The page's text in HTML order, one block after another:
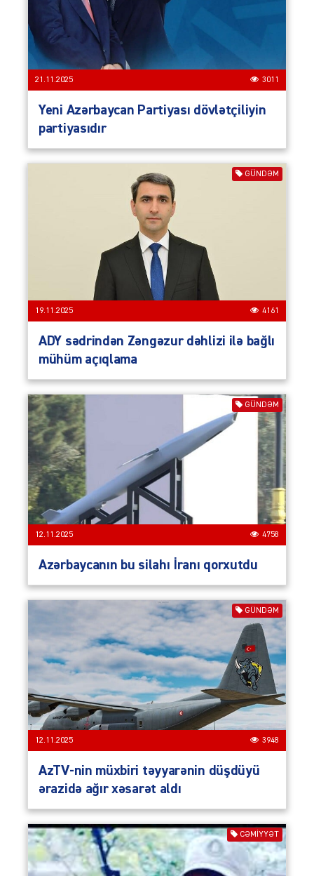
21.11.2025 3011
Yeni Azərbaycan Partiyası dövlətçiliyin
partiyasıdır
GÜNDƏM
19.11.2025 4161
ADY sədrindən Zəngəzur dəhlizi ilə bağlı
mühüm açıqlama
GÜNDƏM
12.11.2025 4758
Azərbaycanın bu silahı İranı qorxutdu
GÜNDƏM
12.11.2025 3948
AzTV-nin müxbiri təyyarənin düşdüyü
ərazidə ağır xəsarət aldı
CƏMIYYƏT